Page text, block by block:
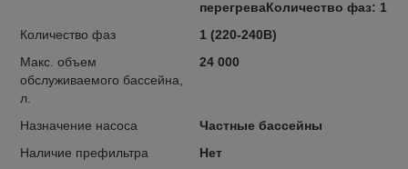
перегреваКоличество фаз: 1
Количество фаз
1 (220-240В)
Макс. объем
обслуживаемого бассейна,
л.
24 000
Назначение насоса
Частные бассейны
Наличие префильтра
Нет